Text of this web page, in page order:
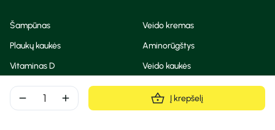
remove add Į krepšelį
Šampūnas
Veido kremas
Plaukų kaukės
Aminorūgštys
Vitaminas D
Veido kaukės
Korėjietiška kosmetika
Eteriniai aliejai
Dezodorantas
BB ir CC kremas